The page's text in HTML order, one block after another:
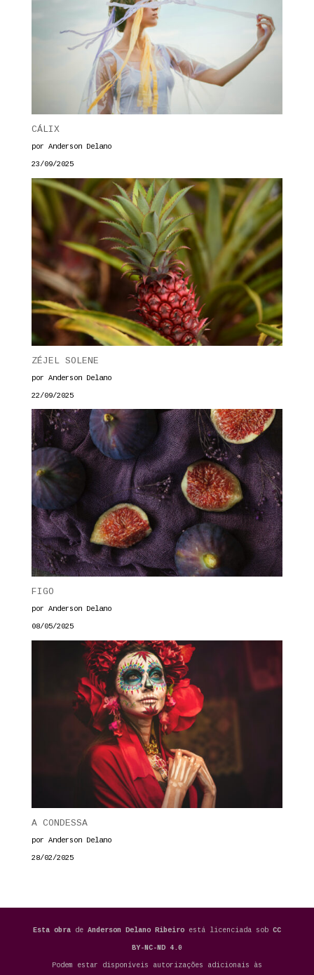
CÁLIX
por Anderson Delano
23/09/2025
ZÉJEL SOLENE
por Anderson Delano
22/09/2025
FIGO
por Anderson Delano
08/05/2025
A CONDESSA
por Anderson Delano
28/02/2025
Esta obrade Anderson Delano Ribeiro está licenciada sob CC
BY-NC-ND 4.0
Podem estar disponíveis autorizações adicionais às